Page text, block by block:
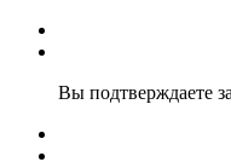
Вы подтверждаете